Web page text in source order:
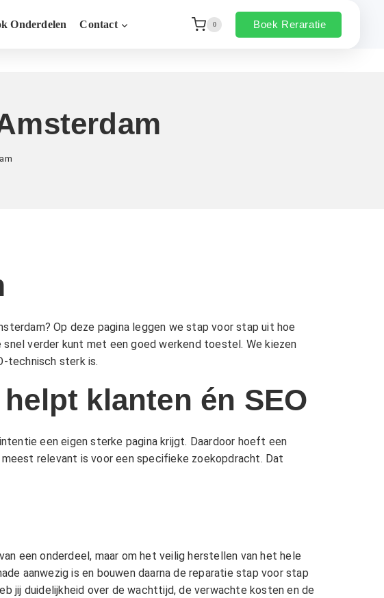
Onderdelen Contact 0 Boek Reraratie
Op deze pagina leggen we stap voor stap uit hoe
verder kunt met een goed werkend toestel. We kiezen
technisch sterk is.
klanten én SEO
een eigen sterke pagina krijgt. Daardoor hoeft een
relevant is voor een specifieke zoekopdracht. Dat
een onderdeel, maar om het veilig herstellen van het hele
aanwezig is en bouwen daarna de reparatie stap voor stap
jij duidelijkheid over de wachttijd, de verwachte kosten en de